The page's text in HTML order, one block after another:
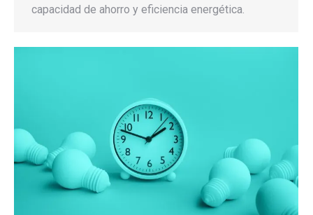
capacidad de ahorro y eficiencia energética.